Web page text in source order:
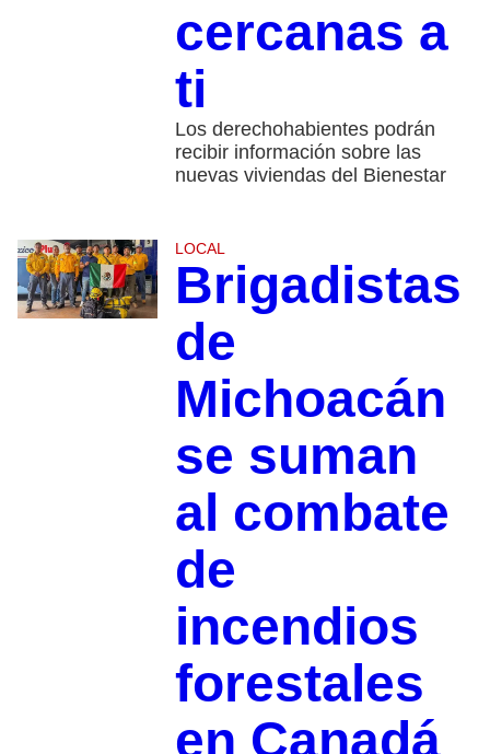
cercanas a
ti
Los derechohabientes podrán
recibir información sobre las
nuevas viviendas del Bienestar
LOCAL
Brigadistas
de
Michoacán
se suman
al combate
de
incendios
forestales
en Canadá